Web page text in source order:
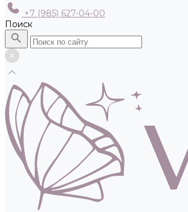
+7 (985) 627-04-00
Поиск